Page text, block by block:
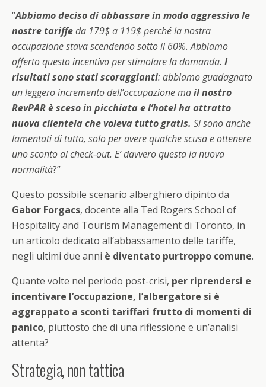
“Abbiamo deciso di abbassare in modo aggressivo le
nostre tariffeda 179$ a 119$ perché la nostra
occupazione stava scendendo sotto il 60%. Abbiamo
offerto questo incentivo per stimolare la domanda. I
risultati sono stati scoraggianti: abbiamo guadagnato
un leggero incremento dell’occupazione mail nostro
RevPAR è sceso in picchiata e l’hotel ha attratto
nuova clientela che voleva tutto gratis. Si sono anche
lamentati di tutto, solo per avere qualche scusa e ottenere
uno sconto al check-out. E’ davvero questa la nuova
normalità?”
Questo possibile scenario alberghiero dipinto da
Gabor Forgacs, docente alla Ted Rogers School of
Hospitality and Tourism Management di Toronto, in
un articolo dedicato all’abbassamento delle tariffe,
negli ultimi due anni è diventato purtroppo comune.
Quante volte nel periodo post-crisi, per riprendersi e
incentivare l’occupazione, l’albergatore si è
aggrappato a sconti tariffari frutto di momenti di
panico, piuttosto che di una riflessione e un’analisi
attenta?
Strategia, non tattica